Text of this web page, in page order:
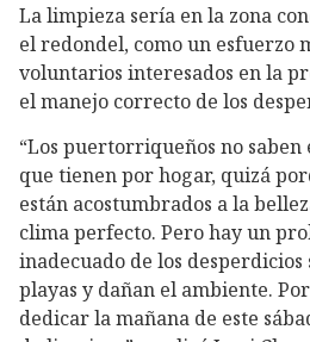
La limpieza sería en la zona
el redondel, como un esfuerzo
voluntarios interesados en la
el manejo correcto de los
“Los puertorriqueños no
que tienen por hogar, quizá
están acostumbrados a la
clima perfecto. Pero hay un
inadecuado de los desperdicios
playas y dañan el ambiente.
dedicar la mañana de este